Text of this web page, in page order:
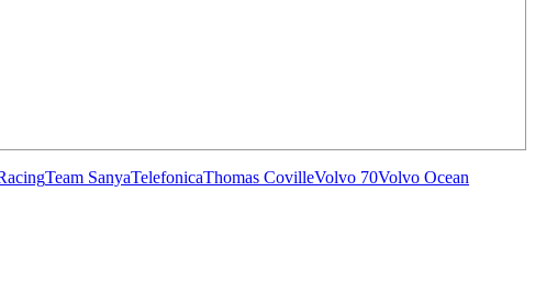
Team SanyaTelefonicaThomas CovilleVolvo 70Volvo Ocean